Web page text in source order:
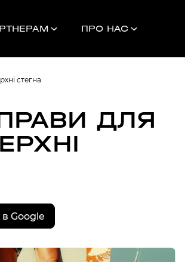
ПРО НАС
Найближчі події
стегна
ДЛЯ
Google